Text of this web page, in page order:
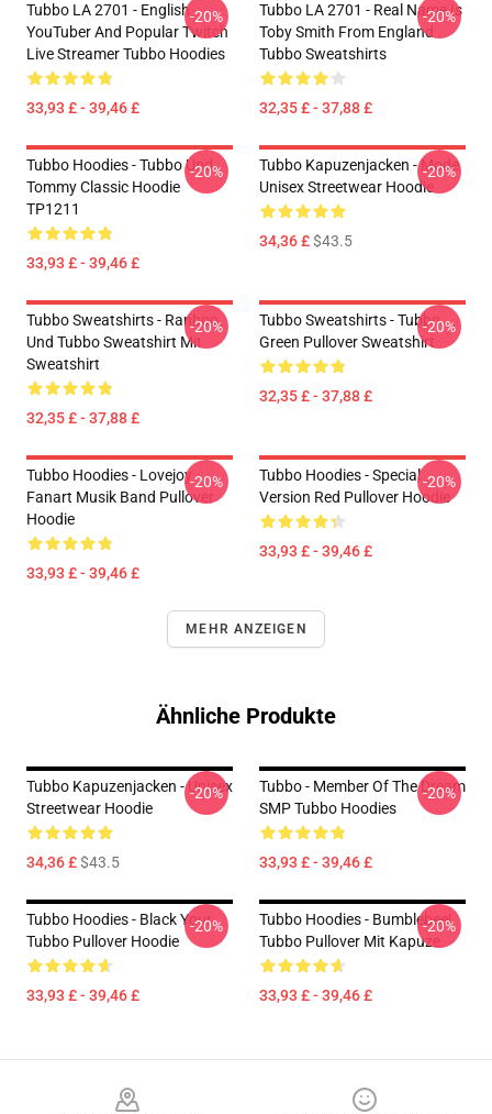
Tubbo LA 2701 - English
YouTuber And Popular Twitch
Live Streamer Tubbo Hoodies
33,93 £ - 39,46 £
-20%
Tubbo LA 2701 - Real Name Is
Toby Smith From England
Tubbo Sweatshirts
32,35 £ - 37,88 £
-20%
Tubbo Hoodies - Tubbo Und
Tommy Classic Hoodie
TP1211
33,93 £ - 39,46 £
-20%
Tubbo Kapuzenjacken - Mode
Unisex Streetwear Hoodie
34,36 £$43.5
-20%
Tubbo Sweatshirts - Ranboo
Und Tubbo Sweatshirt Mit
Sweatshirt
32,35 £ - 37,88 £
-20%
Tubbo Sweatshirts - Tubbo
Green Pullover Sweatshirt
32,35 £ - 37,88 £
-20%
Tubbo Hoodies - Lovejoy
Fanart Musik Band Pullover
Hoodie
33,93 £ - 39,46 £
-20%
Tubbo Hoodies - Special
Version Red Pullover Hoodie
33,93 £ - 39,46 £
-20%
MEHR ANZEIGEN
Ähnliche Produkte
Tubbo Kapuzenjacken - Unisex
Streetwear Hoodie
34,36 £$43.5
-20%
Tubbo - Member Of The Dream
SMP Tubbo Hoodies
33,93 £ - 39,46 £
-20%
Tubbo Hoodies - Black Your
Tubbo Pullover Hoodie
33,93 £ - 39,46 £
-20%
Tubbo Hoodies - Bumblebee!
Tubbo Pullover Mit Kapuze
33,93 £ - 39,46 £
-20%